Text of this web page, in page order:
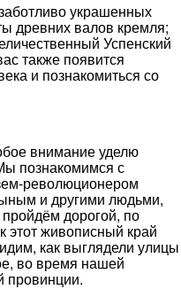
украшенных
древних валов кремля;
Успенский
также появится
и познакомиться со
внимание уделю
познакомимся с
революционером
и другими людьми,
дорогой, по
этот живописный край
как выглядели улицы
во время нашей
провинции.